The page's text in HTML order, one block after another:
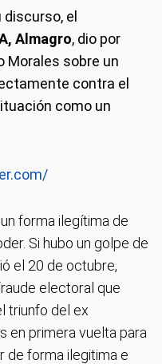
el
Almagro, dio por
Morales sobre un
contra el
como un
forma ilegítima de
Si hubo un golpe de
el 20 de octubre,
electoral que
triunfo del ex
en primera vuelta para
de forma ilegitima e